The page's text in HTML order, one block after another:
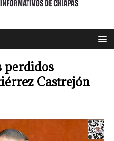
perdidos
Castrejón